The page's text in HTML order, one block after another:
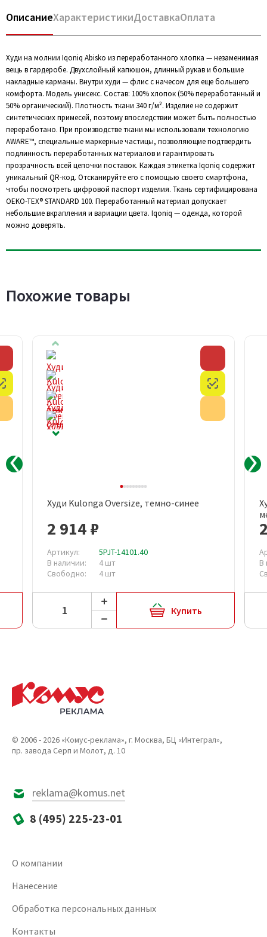
ОписаниеХарактеристикиДоставкаОплата
Худи на молнии Iqoniq Abisko из переработанного хлопка — незаменимая
вещь в гардеробе. Двухслойный капюшон, длинный рукав и большие
накладные карманы. Внутри худи — флис с начесом для еще большего
комфорта. Модель унисекс. Состав: 100% хлопок (50% переработанный и
50% органический). Плотность ткани 340 г/м². Изделие не содержит
синтетических примесей, поэтому впоследствии может быть полностью
переработано. При производстве ткани мы использовали технологию
AWARE™, специальные маркерные частицы, позволяющие подтвердить
подлинность переработанных материалов и гарантировать
прозрачность всей цепочки поставок. Каждая этикетка Iqoniq содержит
уникальный QR-код. Отсканируйте его с помощью своего смартфона,
чтобы посмотреть цифровой паспорт изделия. Ткань сертифицирована
OEKO-TEX® STANDARD 100. Переработанный материал допускает
небольшие вкрапления и вариации цвета. Iqoniq — одежда, которой
можно доверять.
Похожие товары
Честный знак
Худи Kulonga Oversize, темно-синее
2 914 ₽
Артикул:
5PJT-14101.40
В наличии:
4 шт
Свободно:
4 шт
Купить
В
© 2006 - 2026 «Комус-реклама», г. Москва, БЦ «Интеграл»,
пр. завода Серп и Молот, д. 10
reklama@komus.net
8 (495) 225-23-01
О компании
Нанесение
Обработка персональных данных
Контакты